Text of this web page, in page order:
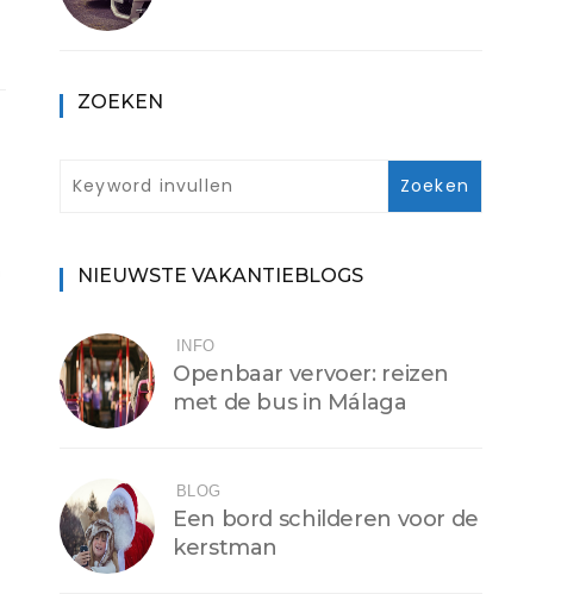
ZOEKEN
NIEUWSTE VAKANTIEBLOGS
INFO
Openbaar vervoer: reizen
met de bus in Málaga
BLOG
Een bord schilderen voor de
kerstman